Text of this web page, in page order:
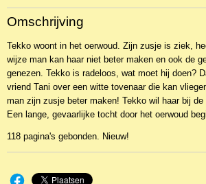
Productcode
NBKJ-2773
EAN code
9789033629303
Omschrijving
Tekko woont in het oerwoud. Zijn zusje is ziek,
wijze man kan haar niet beter maken en ook de
genezen. Tekko is radeloos, wat moet hij doen?
vriend Tani over een witte tovenaar die kan
man zijn zusje beter maken! Tekko wil haar bij de
Een lange, gevaarlijke tocht door het oerwoud
118 pagina's gebonden. Nieuw!